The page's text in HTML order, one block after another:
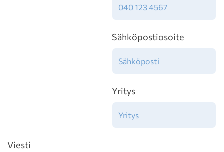
Sähköpostiosoite
Yritys
Viesti